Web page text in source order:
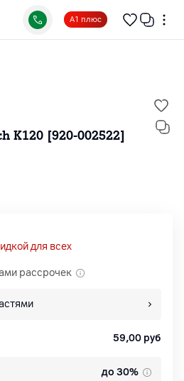
А1 плюс
K120 [920-002522]
для всех
рассрочек
59,00 руб
до 30%